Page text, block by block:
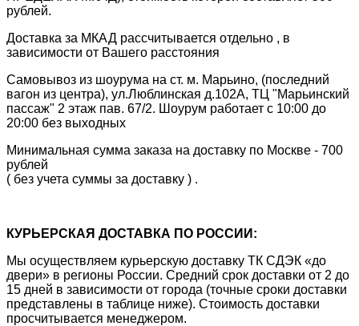
рублей.
Доставка за МКАД рассчитывается отдельно , в
зависимости от Вашего расстояния
Самовывоз из шоурума на ст. м. Марьино, (последний
вагон из центра), ул.Люблинская д.102А, ТЦ "Марьинский
пассаж" 2 этаж пав. 67/2. Шоурум работает с 10:00 до
20:00 без выходных
Минимальная сумма заказа на доставку по Москве - 700
рублей
( без учета суммы за доставку ) .
КУРЬЕРСКАЯ ДОСТАВКА ПО РОССИИ:
Мы осуществляем курьерскую доставку ТК СДЭК «до
двери» в регионы России. Средний срок доставки от 2 до
15 дней в зависимости от города (точные сроки доставки
представлены в таблице ниже). Стоимость доставки
просчитывается менеджером.